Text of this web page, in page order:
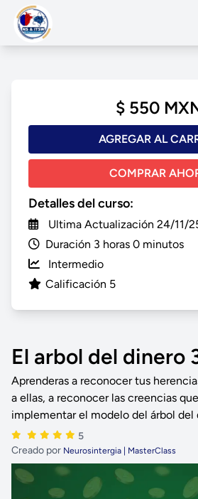
El arbol del dinero
Aprenderas a reconocer tus
a ellas, a reconocer las creencias
implementar el modelo del árbol del
5
Creado por Neurosintergia | MasterClass
$ 550
AGREGAR AL
COMPRAR
Detalles del curso:
Ultima Actualización 24/11/
Duración 3 horas 0 minutos
Intermedio
Calificación 5